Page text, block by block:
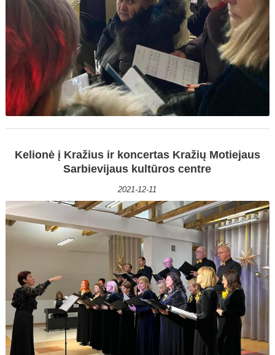
Kelionė į Kražius ir koncertas Kražių Motiejaus
Sarbievijaus kultūros centre
2021-12-11